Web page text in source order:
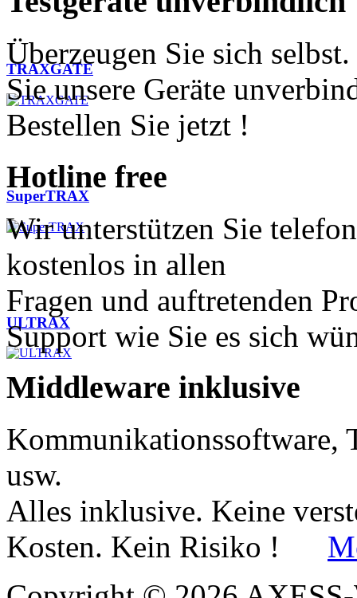
TRAXGATE
SuperTRAX
ULTRAX
Überzeugen Sie sich selbst.
Sie unsere Geräte
Bestellen Sie jetzt !
Hotline free
Wir unterstützen Sie
kostenlos in allen
Fragen und auftretenden
Support wie Sie es sich
Middleware inklusive
Kommunikationssoftware,
usw.
Alles inklusive. Keine
Kosten. Kein Risiko !